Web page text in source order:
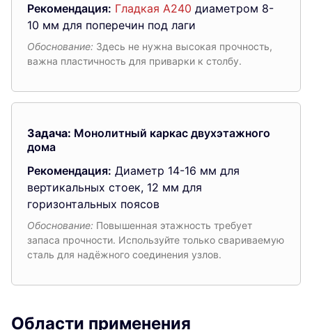
Рекомендация: Гладкая А240 диаметром 8-
10 мм для поперечин под лаги
Обоснование: Здесь не нужна высокая прочность,
важна пластичность для приварки к столбу.
Задача: Монолитный каркас двухэтажного
дома
Рекомендация: Диаметр 14-16 мм для
вертикальных стоек, 12 мм для
горизонтальных поясов
Обоснование: Повышенная этажность требует
запаса прочности. Используйте только свариваемую
сталь для надёжного соединения узлов.
Области применения